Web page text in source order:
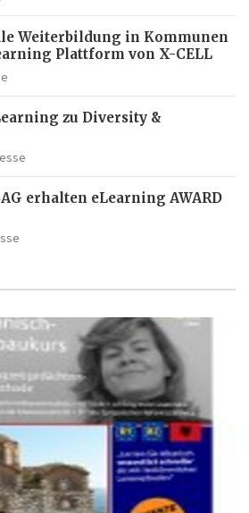
Weiterbildung in Kommunen
Plattform von X-CELL
zu Diversity &
erhalten eLearning AWARD